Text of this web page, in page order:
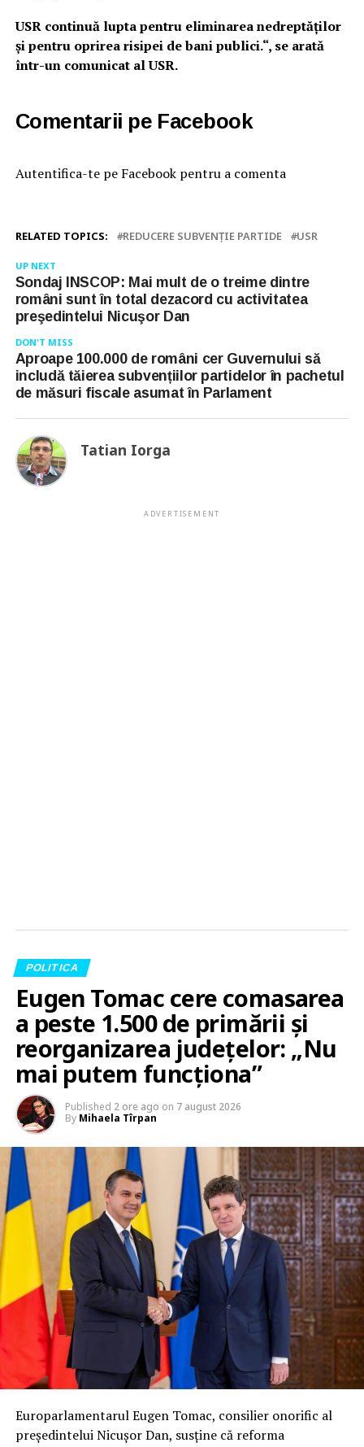
USR continuă lupta pentru eliminarea nedreptăților
și pentru oprirea risipei de bani publici.“, se arată
într-un comunicat al USR.
Comentarii pe Facebook
Autentifica-te pe Facebook pentru a comenta
RELATED TOPICS: REDUCERE SUBVENȚIE PARTIDE USR
UP NEXT
Sondaj INSCOP: Mai mult de o treime dintre
români sunt în total dezacord cu activitatea
preşedintelui Nicuşor Dan
DON'T MISS
Aproape 100.000 de români cer Guvernului să
includă tăierea subvențiilor partidelor în pachetul
de măsuri fiscale asumat în Parlament
Tatian Iorga
ADVERTISEMENT
POLITICA
Eugen Tomac cere comasarea
a peste 1.500 de primării și
reorganizarea județelor: „Nu
mai putem funcționa”
Published 2 ore ago on 7 august 2026
By Mihaela Tîrpan
Europarlamentarul Eugen Tomac, consilier onorific al
președintelui Nicușor Dan, susține că reforma